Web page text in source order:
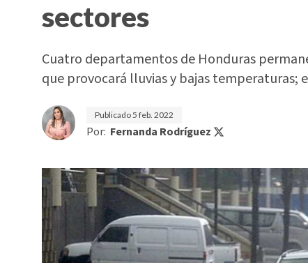
sectores
Cuatro departamentos de Honduras
que provocará lluvias y bajas temperaturas;
Publicado5 feb. 2022
Por: Fernanda Rodríguez